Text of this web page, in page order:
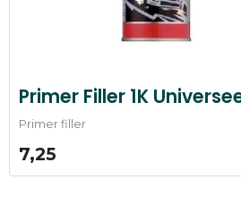
Primer Filler 1K
Primer filler
7,25